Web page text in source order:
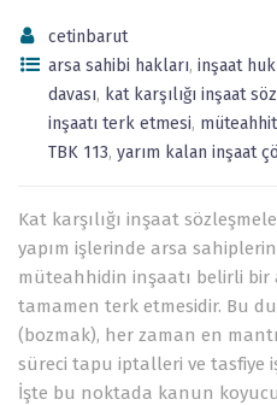
cetinbarut
arsa sahibi hakları, inşaat
davası, kat karşılığı inşaat
inşaatı terk etmesi,
TBK 113, yarım kalan inşaat
Kat karşılığı inşaat
yapım işlerinde arsa
müteahhidin inşaatı belirli bir
tamamen terk etmesidir. Bu
(bozmak), her zaman en
süreci tapu iptalleri ve tasfiye
İşte bu noktada kanun